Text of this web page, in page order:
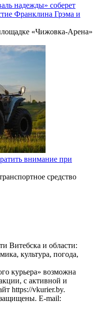
надежды» соберет
Франклина Грэма и
«Чижовка-Арена»
внимание при
средство
Витебска и области:
культура, погода,
курьера» возможна
с активной и
https://vkurier.by.
E-mail: